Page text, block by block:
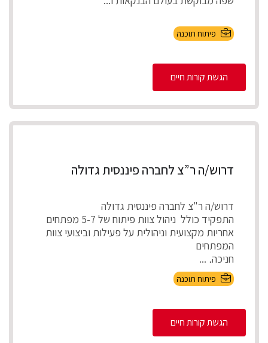
פיתוח תוכנה
הגשת קורות חיים
דרוש/ה ר”צ לחברה פיננסית גדולה
דרוש/ה ר"צ לחברה פיננסית גדולה
התפקיד כולל ניהול צוות פיתוח של 5-7 מפתחים
אחריות מקצועית וניהולית על פעילות וביצועי צוות
המפתחים
חניכה, ...
פיתוח תוכנה
הגשת קורות חיים